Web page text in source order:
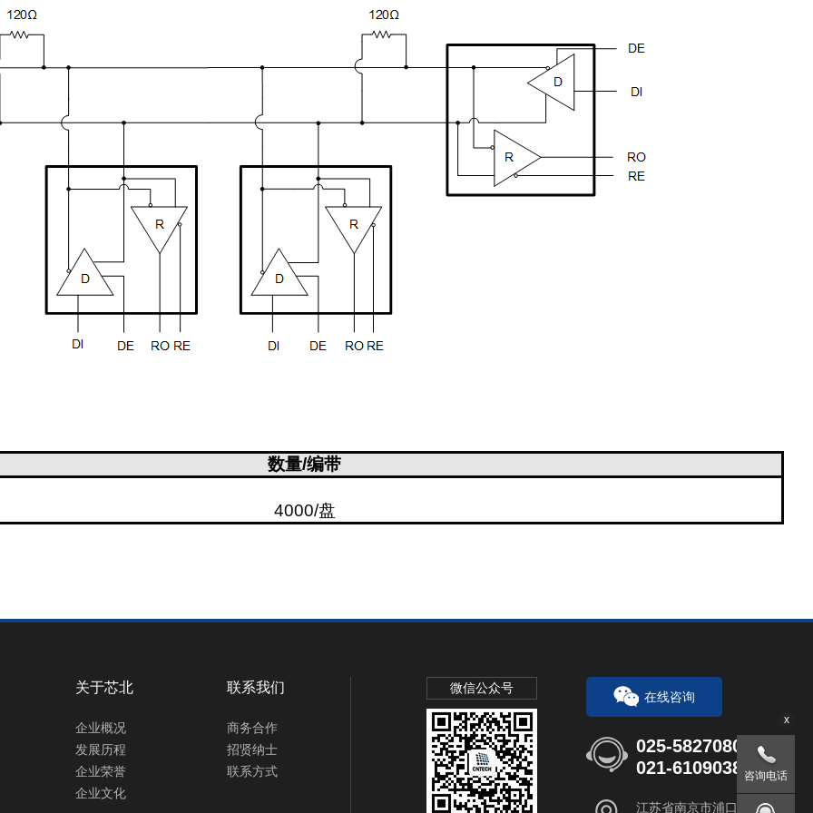
数量/编带
4000/盘
关于芯北
企业概况
发展历程
企业荣誉
企业文化
联系我们
商务合作
招贤纳士
联系方式
微信公众号
在线咨询
025-58270802
021-61090382
江苏省南京市浦口区桥林
x
咨询电话